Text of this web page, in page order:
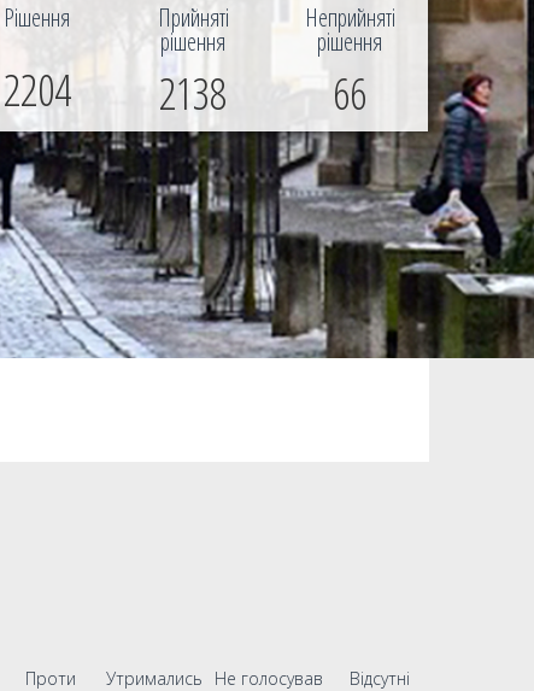
Рішення
2204
Прийняті
рішення
2138
Неприйняті
рішення
66
Проти Утримались Не голосував Відсутні